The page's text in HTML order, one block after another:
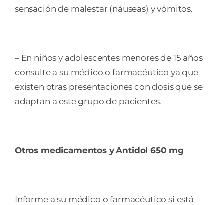
sensación de malestar (náuseas) y vómitos.
– En niños y adolescentes menores de 15 años
consulte a su médico o farmacéutico ya que
existen otras presentaciones con dosis que se
adaptan a este grupo de pacientes.
Otros medicamentos yAntidol 650 mg
Informe a su médico o farmacéutico si está